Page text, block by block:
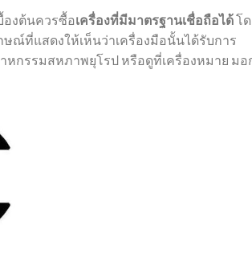
องต้นควรซื้อเครื่องที่มีมาตรฐานเชื่อถือได้โ
ณ์ที่แสดงให้เห็นว่าเครื่องมือนั้นได้รับการ
หกรรมสหภาพยุโรป หรือดูที่เครื่องหมาย มอ